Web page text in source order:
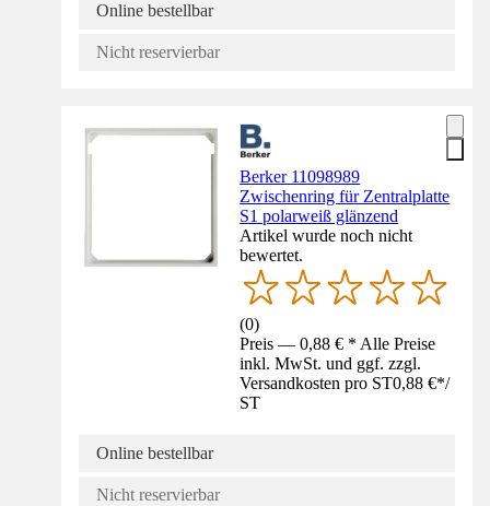
Online bestellbar
Nicht reservierbar
Berker 11098989
Zwischenring für Zentralplatte
S1 polarweiß glänzend
Artikel wurde noch nicht
bewertet.
(0)
Preis — 0,88 € * Alle Preise
inkl. MwSt. und ggf. zzgl.
Versandkosten pro ST0,88 €*/
ST
Online bestellbar
Nicht reservierbar